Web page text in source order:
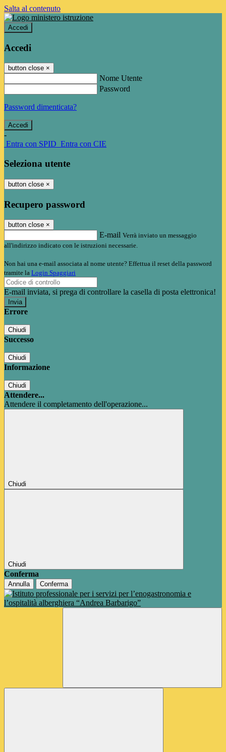
Salta al contenuto
Accedi
Accedi
button close ×
Nome Utente
Password
Password dimenticata?
-
Entra con SPID Entra con CIE
Seleziona utente
button close ×
Recupero password
button close ×
E-mail Verrà inviato un messaggio
all'indirizzo indicato con le istruzioni necessarie.
Non hai una e-mail associata al nome utente? Effettua il reset della password
tramite la Login Spaggiari
E-mail inviata, si prega di controllare la casella di posta elettronica!
Errore
Chiudi
Successo
Chiudi
Informazione
Chiudi
Attendere...
Attendere il completamento dell'operazione...
Chiudi
Chiudi
Conferma
Annulla Conferma